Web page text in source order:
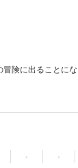
険に出ることに
・ ・